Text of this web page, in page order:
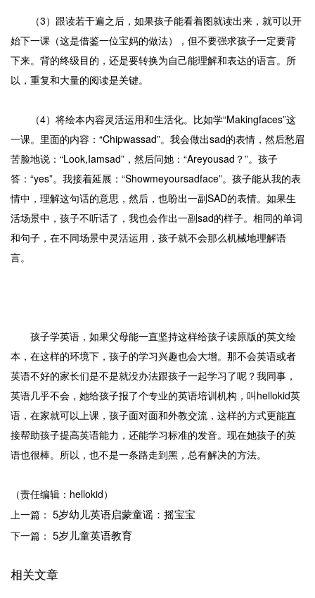
（3）跟读若干遍之后，如果孩子能看着图就读出来，就可以开
始下一课（这是借鉴一位宝妈的做法），但不要强求孩子一定要背
下来。背的终级目的，还是要转换为自己能理解和表达的语言。所
以，重复和大量的阅读是关键。
（4）将绘本内容灵活运用和生活化。比如学“Makingfaces”这
一课。里面的内容：“Chipwassad”。我会做出sad的表情，然后愁眉
苦脸地说：“Look,Iamsad”，然后问她：“Areyousad？”。孩子
答：“yes”。我接着延展：“Showmeyoursadface”。孩子能从我的表
情中，理解这句话的意思，然后，也盼出一副SAD的表情。如果生
活场景中，孩子不听话了，我也会作出一副sad的样子。相同的单词
和句子，在不同场景中灵活运用，孩子就不会那么机械地理解语
言。
孩子学英语，如果父母能一直坚持这样给孩子读原版的英文绘
本，在这样的环境下，孩子的学习兴趣也会大增。那不会英语或者
英语不好的家长们是不是就没办法跟孩子一起学习了呢？我同事，
英语几乎不会，她给孩子报了个专业的英语培训机构，叫hellokid英
语，在家就可以上课，孩子面对面和外教交流，这样的方式更能直
接帮助孩子提高英语能力，还能学习标准的发音。现在她孩子的英
语也很棒。所以，也不是一条路走到黑，总有解决的方法。
（责任编辑：hellokid）
上一篇： 5岁幼儿英语启蒙童谣：摇宝宝
下一篇： 5岁儿童英语教育
相关文章